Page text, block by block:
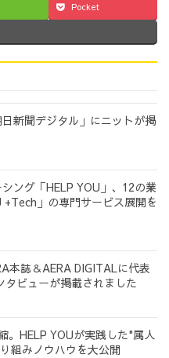
Pocket
日新聞デジタル」にニットが掲
ング「HELP YOU」、12の業
+Tech」の専門サービス展開を
本誌＆AERA DIGITALに代表
ビューが掲載されました
。HELP YOUが実践した"属人
組みノウハウを大公開